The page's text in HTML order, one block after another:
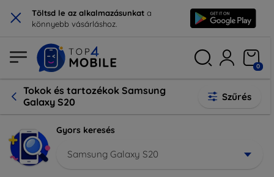
× Töltsd le az alkalmazásunkat a
könnyebb vásárláshoz.
0
Tokok és tartozékok Samsung
Galaxy S20
Szűrés
Gyors keresés
Samsung Galaxy S20